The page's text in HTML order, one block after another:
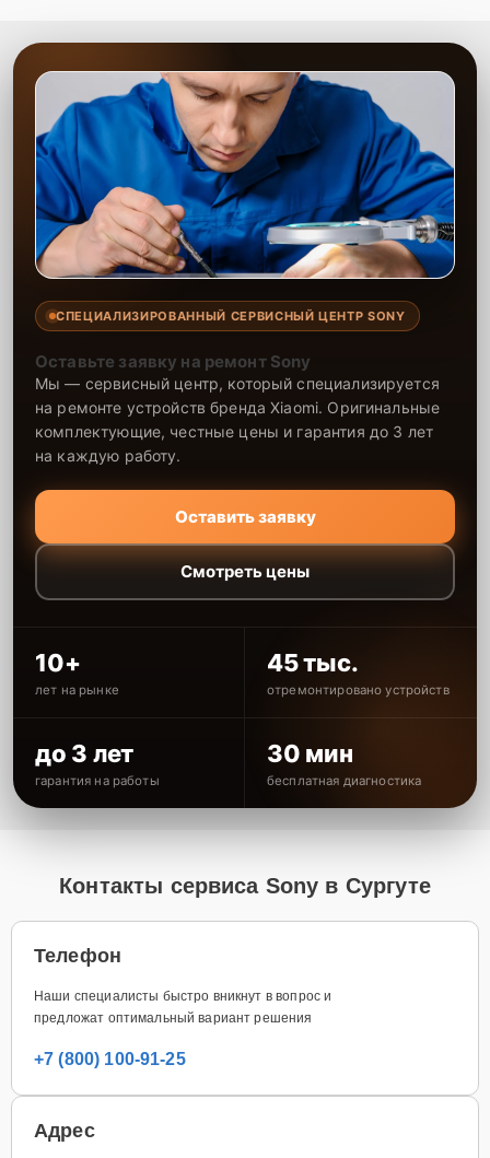
СПЕЦИАЛИЗИРОВАННЫЙ СЕРВИСНЫЙ ЦЕНТР SONY
Оставьте заявку на ремонт Sony
Мы — сервисный центр, который специализируется
на ремонте устройств бренда Xiaomi. Оригинальные
комплектующие, честные цены и гарантия до 3 лет
на каждую работу.
Оставить заявку
Смотреть цены
10+
лет на рынке
45 тыс.
отремонтировано устройств
до 3 лет
гарантия на работы
30 мин
бесплатная диагностика
Контакты сервиса Sony в Сургуте
Телефон
Наши специалисты быстро вникнут в вопрос и
предложат оптимальный вариант решения
+7 (800) 100-91-25
Адрес